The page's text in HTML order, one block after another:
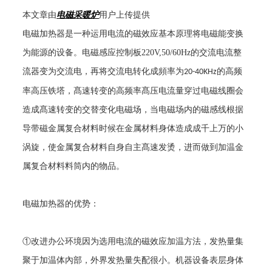
本文章由电磁采暖炉用户上传提供
电磁加热器是一种运用电流的磁效应基本原理将电磁能变换
为能源的设备。电磁感应控制板220V,50/60Hz的交流电流整
流器变为交流电，再将交流电转化成頻率为20-40KHz的高频
率高压铁塔，髙速转变的高频率髙压电流量穿过电磁线圈会
造成髙速转变的交替变化电磁场，当电磁场内的磁感线根据
导带磁金属复合材料时候在金属材料身体造成成千上万的小
涡旋，使金属复合材料自身自主髙速发烫，进而做到加温金
属复合材料料筒内的物品。
电磁加热器的优势：
①改进办公环境因为选用电流的磁效应加温方法，发热量集
聚于加温体內部，外界发热量失配很小。机器设备表层身体